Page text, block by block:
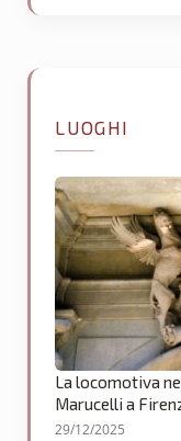
LUOGHI
La locomotiva
Marucelli a
29/12/2025